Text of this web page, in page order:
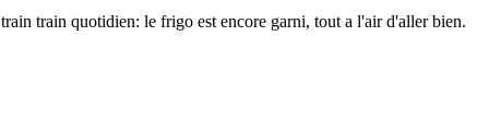
train quotidien: le frigo est encore garni, tout a l'air d'aller bien.